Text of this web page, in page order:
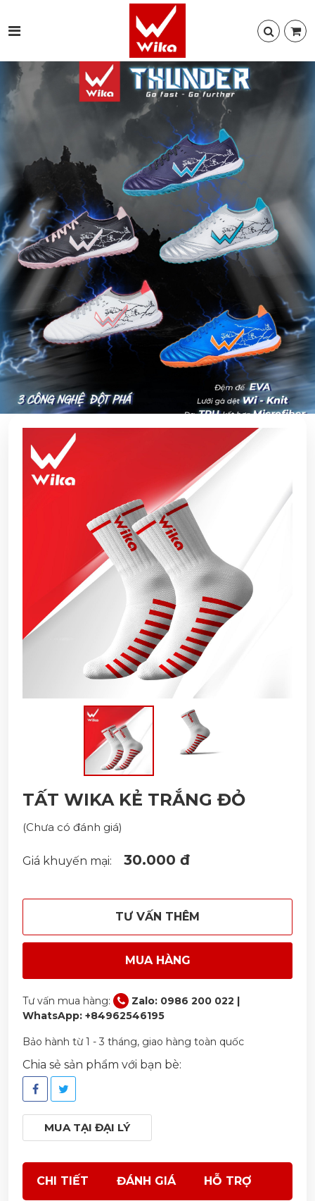
TẤT WIKA KẺ TRẮNG ĐỎ
(Chưa có đánh giá)
Giá khuyến mại: 30.000 đ
TƯ VẤN THÊM
MUA HÀNG
Tư vấn mua hàng:
Zalo: 0986 200 022 |
WhatsApp: +84962546195
Bảo hành từ 1 - 3 tháng, giao hàng toàn quốc
Chia sẻ sản phẩm với bạn bè:
MUA TẠI ĐẠI LÝ
CHI TIẾT ĐÁNH GIÁ HỖ TRỢ